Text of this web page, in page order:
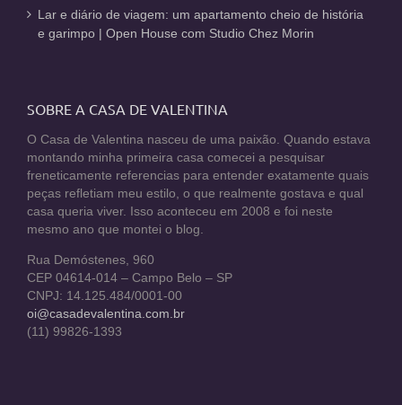
Lar e diário de viagem: um apartamento cheio de história
e garimpo | Open House com Studio Chez Morin
SOBRE A CASA DE VALENTINA
O Casa de Valentina nasceu de uma paixão. Quando estava
montando minha primeira casa comecei a pesquisar
freneticamente referencias para entender exatamente quais
peças refletiam meu estilo, o que realmente gostava e qual
casa queria viver. Isso aconteceu em 2008 e foi neste
mesmo ano que montei o blog.
Rua Demóstenes, 960
CEP 04614-014 – Campo Belo – SP
CNPJ: 14.125.484/0001-00
oi@casadevalentina.com.br
(11) 99826-1393